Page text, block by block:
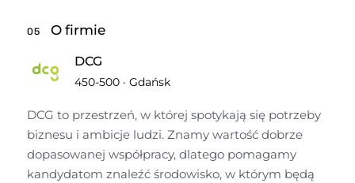
05 O firmie
DCG
450-500 ·Gdańsk
DCG to przestrzeń, w której spotykają się potrzeby
biznesu i ambicje ludzi. Znamy wartość dobrze
dopasowanej współpracy, dlatego pomagamy
kandydatom znaleźć środowisko, w którym będą